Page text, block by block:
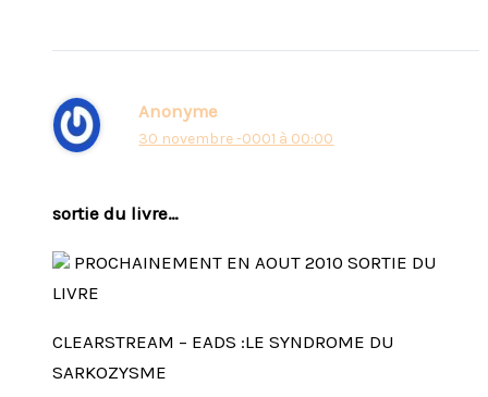
Anonyme
30 novembre -0001 à 00:00
sortie du livre…
PROCHAINEMENT EN AOUT 2010 SORTIE DU
LIVRE
CLEARSTREAM – EADS :LE SYNDROME DU
SARKOZYSME